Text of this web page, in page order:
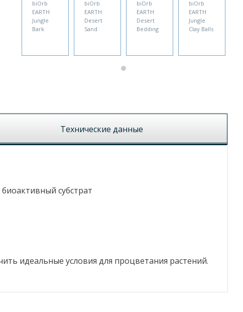
biOrb
EARTH
Jungle
Bark
biOrb
EARTH
Desert
Sand
biOrb
EARTH
Desert
Bedding
biOrb
EARTH
Jungle
Clay Balls
Технические данные
субстрат
идеальные условия для процветания растений.